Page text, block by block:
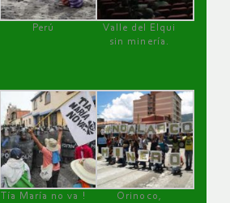
Perú
Valle del Elqui
sin minería.
Tía María no va !
Orinoco,